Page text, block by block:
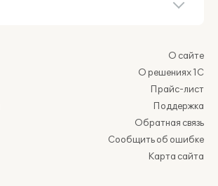
О сайте
О решениях 1С
Прайс-лист
Поддержка
Обратная связь
Сообщить об ошибке
Карта сайта